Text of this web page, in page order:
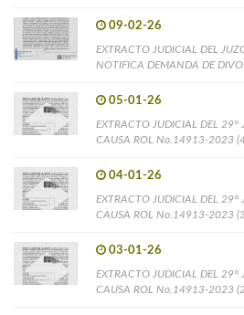
09-02-26
EXTRACTO JUDICIAL DEL
NOTIFICA DEMANDA DE
05-01-26
EXTRACTO JUDICIAL DEL
CAUSA ROL No.14913-2023
04-01-26
EXTRACTO JUDICIAL DEL
CAUSA ROL No.14913-2023
03-01-26
EXTRACTO JUDICIAL DEL
CAUSA ROL No.14913-2023